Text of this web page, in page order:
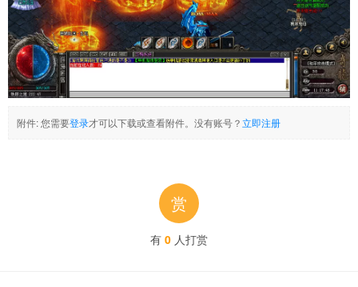
附件:您需要登录才可以下载或查看附件。没有账号？立即注册
赏
有 0 人打赏